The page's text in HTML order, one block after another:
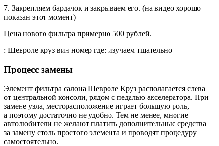
7. Закрепляем бардачок и закрываем его. (на видео хорошо
показан этот момент)
Цена нового фильтра примерно 500 рублей.
: Шевроле круз вин номер где: изучаем тщательно
Процесс замены
Элемент фильтра салона Шевроле Круз располагается слева
от центральной консоли, рядом с педалью акселератора. При
замене узла, месторасположение играет большую роль,
а поэтому достаточно не удобно. Тем не менее, многие
автолюбители не желают платить дополнительные средства
за замену столь простого элемента и проводят процедуру
самостоятельно.